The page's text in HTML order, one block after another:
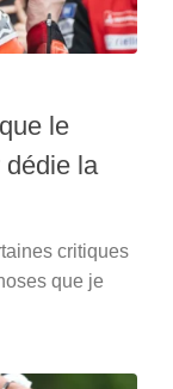
le
dédie la
critiques
que je